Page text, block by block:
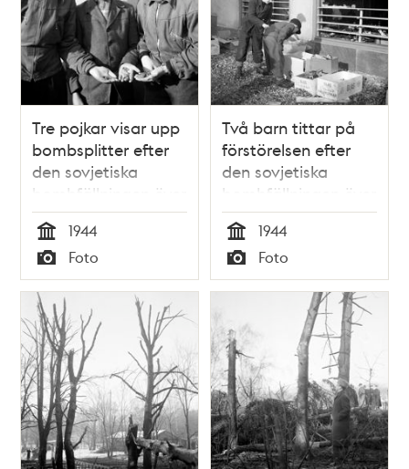
Tre pojkar visar upp
bombsplitter efter
den sovjetiska
bombfällningen över
Eriksdalsområdet
1944.
Tid
1944
Typ
Foto
Två barn tittar på
förstörelsen efter
den sovjetiska
bombfällningen över
Eriksdalsområdet
1944 .
Tid
1944
Typ
Foto